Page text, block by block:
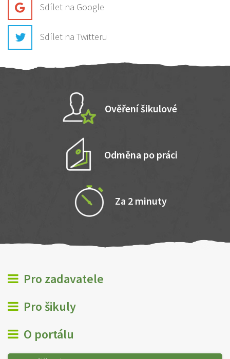
Sdílet na Google
Sdílet na Twitteru
Ověření šikulové
Odměna po práci
Za 2 minuty
Pro zadavatele
Pro šikuly
O portálu